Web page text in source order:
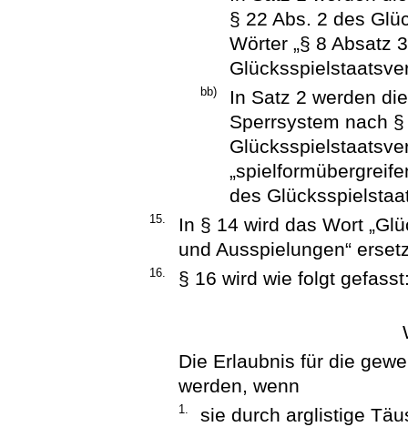
§ 22 Abs. 2 des
Wörter „§ 8 Absatz
bb)
In Satz 2 werden
Sperrsystem nach
des
15.
In § 14 wird das Wort
und Ausspielungen“
16. § 16 wird wie folgt
Die Erlaubnis für die
werden, wenn
1. sie durch arglistige